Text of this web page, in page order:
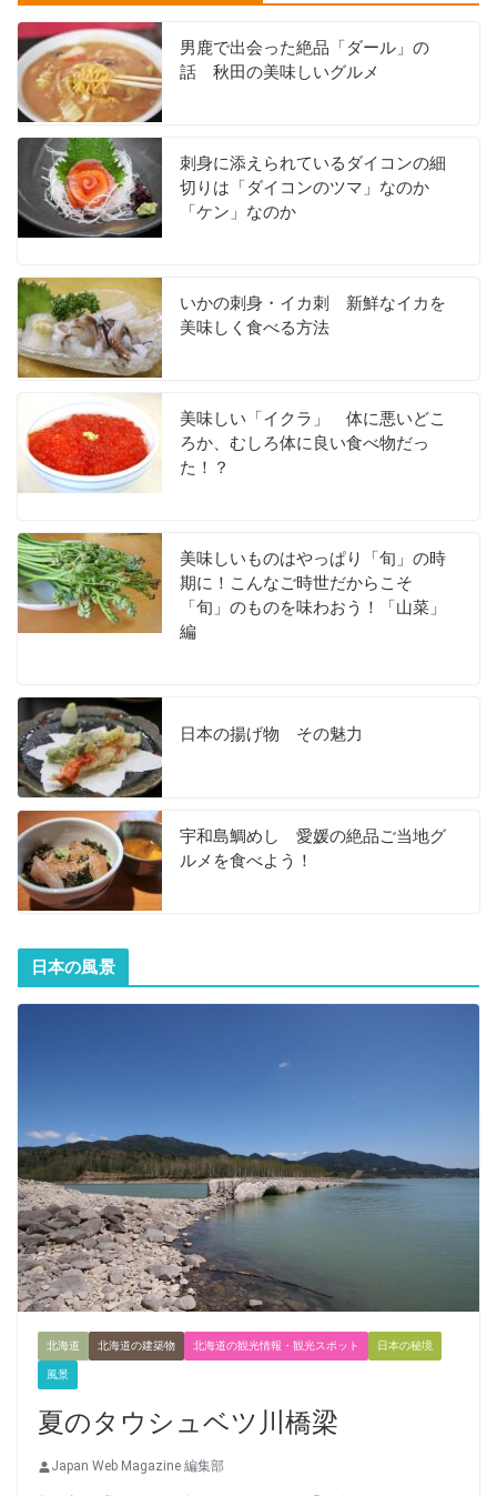
男鹿で出会った絶品「ダール」の
話 秋田の美味しいグルメ
刺身に添えられているダイコンの細
切りは「ダイコンのツマ」なのか
「ケン」なのか
いかの刺身・イカ刺 新鮮なイカを
美味しく食べる方法
美味しい「イクラ」 体に悪いどこ
ろか、むしろ体に良い食べ物だっ
た！？
美味しいものはやっぱり「旬」の時
期に！こんなご時世だからこそ
「旬」のものを味わおう！「山菜」
編
日本の揚げ物 その魅力
宇和島鯛めし 愛媛の絶品ご当地グ
ルメを食べよう！
日本の風景
北海道 北海道の建築物 北海道の観光情報・観光スポット 日本の秘境
風景
夏のタウシュベツ川橋梁
Japan Web Magazine 編集部